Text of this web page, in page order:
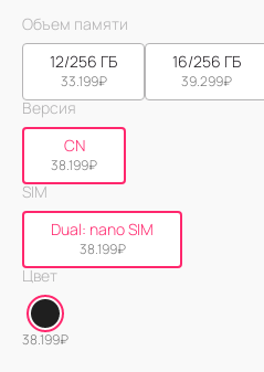
Объем памяти
12/256 ГБ
33.199₽
16/256 ГБ
39.299₽
Версия
CN
38.199₽
SIM
Dual: nano SIM
38.199₽
Цвет
38.199₽